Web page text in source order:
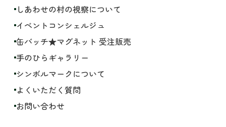
しあわせの村の視察について
イベントコンシェルジュ
缶バッチ★マグネット 受注販売
手のひらギャラリー
シンボルマークについて
よくいただく質問
お問い合わせ